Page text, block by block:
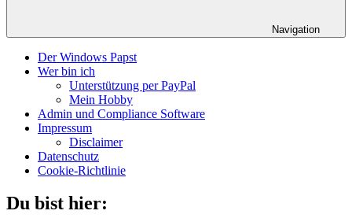
Navigation
Der Windows Papst
Wer bin ich
Unterstützung per PayPal
Mein Hobby
Admin und Compliance Software
Impressum
Disclaimer
Datenschutz
Cookie-Richtlinie
Du bist hier: